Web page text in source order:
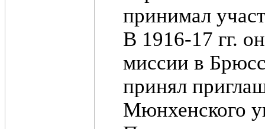
принимал
В 1916-17 гг.
миссии в
принял
Мюнхенского